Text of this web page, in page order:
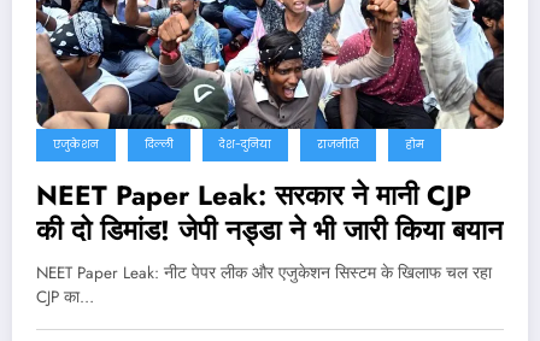
एजुकेशन दिल्ली देश-दुनिया राजनीति होम
NEET Paper Leak: सरकार ने मानी CJP
की दो डिमांड! जेपी नड्डा ने भी जारी किया बयान
NEET Paper Leak: नीट पेपर लीक और एजुकेशन सिस्टम के खिलाफ चल रहा
CJP का…